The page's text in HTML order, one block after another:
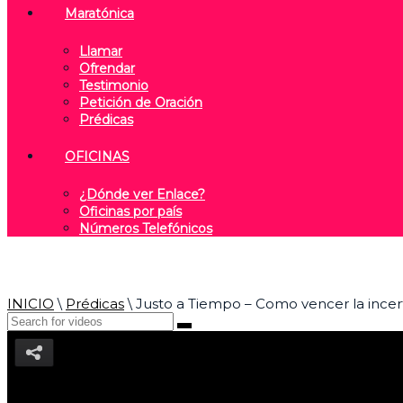
Maratónica
Llamar
Ofrendar
Testimonio
Petición de Oración
Prédicas
OFICINAS
¿Dónde ver Enlace?
Oficinas por país
Números Telefónicos
INICIO \ Prédicas\ Justo a Tiempo – Como vencer la